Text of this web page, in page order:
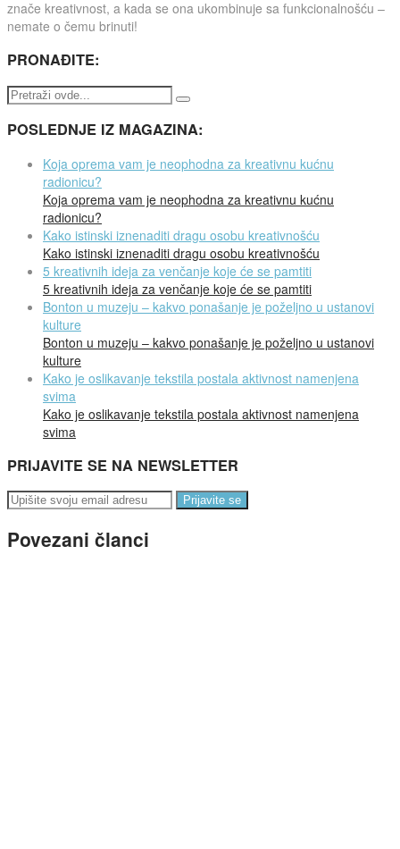
znače kreativnost, a kada se ona ukombinuje sa funkcionalnošću –
nemate o čemu brinuti!
PRONAĐITE:
POSLEDNJE IZ MAGAZINA:
Koja oprema vam je neophodna za kreativnu kućnu
radionicu?
Koja oprema vam je neophodna za kreativnu kućnu
radionicu?
Kako istinski iznenaditi dragu osobu kreativnošću
Kako istinski iznenaditi dragu osobu kreativnošću
5 kreativnih ideja za venčanje koje će se pamtiti
5 kreativnih ideja za venčanje koje će se pamtiti
Bonton u muzeju – kakvo ponašanje je poželjno u ustanovi
kulture
Bonton u muzeju – kakvo ponašanje je poželjno u ustanovi
kulture
Kako je oslikavanje tekstila postala aktivnost namenjena
svima
Kako je oslikavanje tekstila postala aktivnost namenjena
svima
PRIJAVITE SE NA NEWSLETTER
Prijavite se
Povezani članci